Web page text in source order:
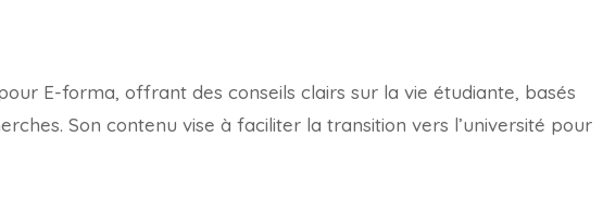
E-forma, offrant des conseils clairs sur la vie étudiante, basés
Son contenu vise à faciliter la transition vers l’université pour